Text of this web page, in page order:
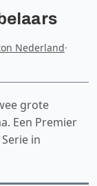
Nederland·
grote
Een Premier
in